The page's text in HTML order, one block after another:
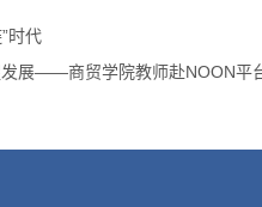
时代
展——商贸学院教师赴NOON平